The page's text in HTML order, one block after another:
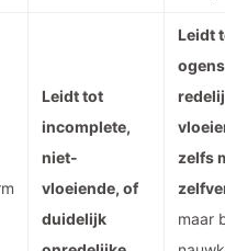
Leidt tot
incomplete,
niet-
vloeiende, of
duidelijk
Leidt
zelfs
maar